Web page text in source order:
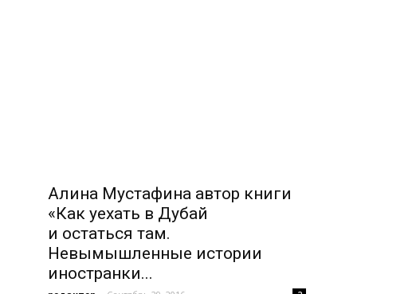
Алина Мустафина автор книги
«Как уехать в Дубай
и остаться там.
Невымышленные истории
иностранки...